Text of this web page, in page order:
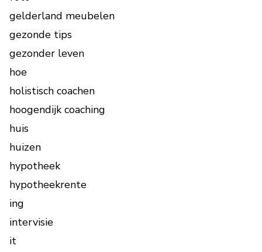
gelderland meubelen
gezonde tips
gezonder leven
hoe
holistisch coachen
hoogendijk coaching
huis
huizen
hypotheek
hypotheekrente
ing
intervisie
it